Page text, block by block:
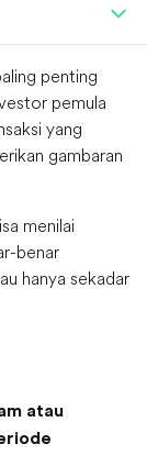
penting
pemula
yang
gambaran
menilai
benar
hanya sekadar
atau